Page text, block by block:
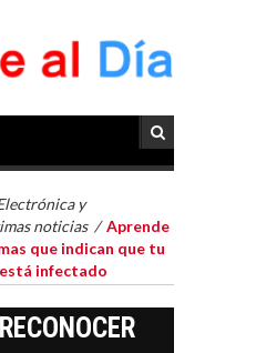
y
noticias /Aprende
que indican que tu
infectado